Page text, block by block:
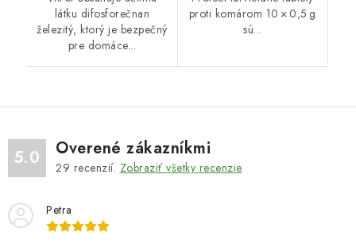
látku difosforečnan
železitý, ktorý je bezpečný
pre domáce...
proti komárom 10 × 0,5 g
sú...
5.0 Overené zákazníkmi
29 recenzií. Zobraziť všetky recenzie
Petra